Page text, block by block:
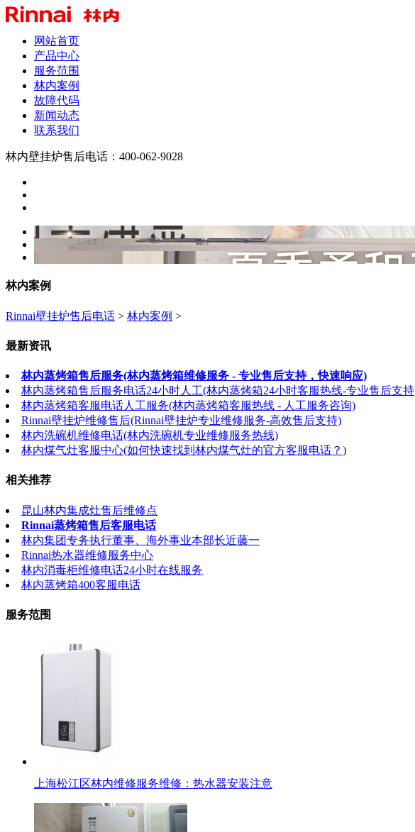
网站首页
产品中心
服务范围
林内案例
故障代码
新闻动态
联系我们
林内壁挂炉售后电话：400-062-9028
林内案例
Rinnai壁挂炉售后电话 > 林内案例 >
最新资讯
林内蒸烤箱售后服务(林内蒸烤箱维修服务 - 专业售后支持，快速响应)
林内蒸烤箱售后服务电话24小时人工(林内蒸烤箱24小时客服热线-专业售后支持
林内蒸烤箱客服电话人工服务(林内蒸烤箱客服热线 - 人工服务咨询)
Rinnai壁挂炉维修售后(Rinnai壁挂炉专业维修服务-高效售后支持)
林内洗碗机维修电话(林内洗碗机专业维修服务热线)
林内煤气灶客服中心(如何快速找到林内煤气灶的官方客服电话？)
相关推荐
昆山林内集成灶售后维修点
Rinnai蒸烤箱售后客服电话
林内集团专务执行董事、海外事业本部长近藤一
Rinnai热水器维修服务中心
林内消毒柜维修电话24小时在线服务
林内蒸烤箱400客服电话
服务范围
上海松江区林内维修服务维修：热水器安装注意